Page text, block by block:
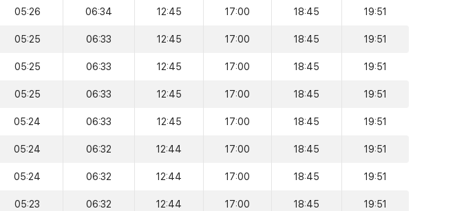
05:26 06:34 12:45 17:00 18:45 19:51
05:25 06:33 12:45 17:00 18:45 19:51
05:25 06:33 12:45 17:00 18:45 19:51
05:25 06:33 12:45 17:00 18:45 19:51
05:24 06:33 12:45 17:00 18:45 19:51
05:24 06:32 12:44 17:00 18:45 19:51
05:24 06:32 12:44 17:00 18:45 19:51
05:23 06:32 12:44 17:00 18:45 19:51